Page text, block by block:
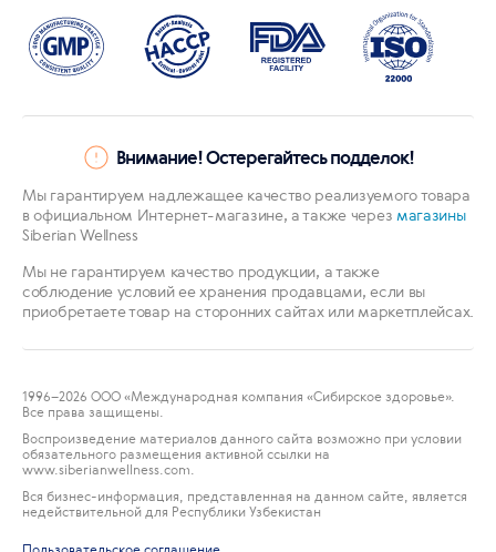
Внимание! Остерегайтесь подделок!
Мы гарантируем надлежащее качество реализуемого товара
в официальном Интернет-магазине, а также через магазины
Siberian Wellness
Мы не гарантируем качество продукции, а также
соблюдение условий ее хранения продавцами, если вы
приобретаете товар на сторонних сайтах или маркетплейсах.
1996–2026 ООО «Международная компания «Сибирское здоровье».
Все права защищены.
Воспроизведение материалов данного сайта возможно при условии
обязательного размещения активной ссылки на
www.siberianwellness.com.
Вся бизнес-информация, представленная на данном сайте, является
недействительной для Республики Узбекистан